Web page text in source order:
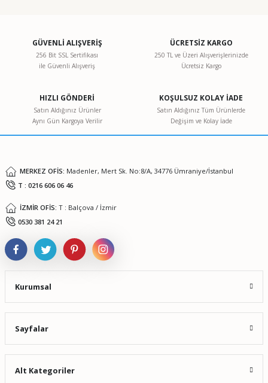
Görüş ve önerileriniz için teşekkür ederiz.
Ürün resmi kalitesiz, bozuk veya görüntülenemiyor.
Ürün bilgilerinde hatalar bulunuyor.
Ürün fiyatı diğer sitelerden daha pahalı.
GÜVENLİ ALIŞVERİŞ
256 Bit SSL Sertifikası
ile Güvenli Alışveriş
ÜCRETSİZ KARGO
250 TL ve Üzeri Alışverişlerinizde
Ücretsiz Kargo
HIZLI GÖNDERİ
Satın Aldığınız Ürünler
Aynı Gün Kargoya Verilir
KOŞULSUZ KOLAY İADE
Satın Aldığınız Tüm Ürünlerde
Değişim ve Kolay İade
MERKEZ OFİS: Madenler, Mert Sk. No:8/A, 34776 Ümraniye/İstanbul
T : 0216 606 06 46
İZMİR OFİS: T : Balçova / İzmir
0530 381 24 21
Kurumsal
Sayfalar
Alt Kategoriler